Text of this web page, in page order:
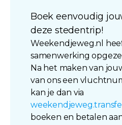
Boek eenvoudig
deze stedentrip!
Weekendjeweg.nl
samenwerking
Na het maken van
van ons een
kan je dan via
boeken en betalen